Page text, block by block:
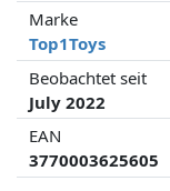
Marke
Top1Toys
Beobachtet seit
July 2022
EAN
3770003625605